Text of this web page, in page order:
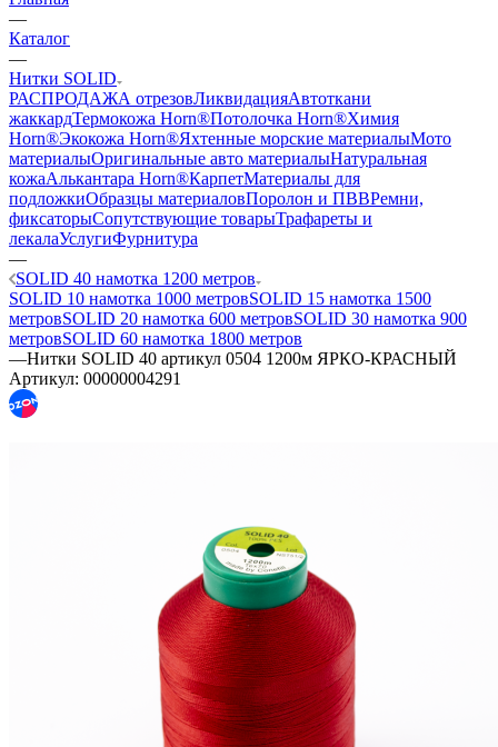
Главная
—
Каталог
—
Нитки SOLID
РАСПРОДАЖА отрезовЛиквидацияАвтоткани
жаккардТермокожа Horn®Потолочка Horn®Химия
Horn®Экокожа Horn®Яхтенные морские материалыМото
материалыОригинальные авто материалыНатуральная
кожаАлькантара Horn®КарпетМатериалы для
подложкиОбразцы материаловПоролон и ПВВРемни,
фиксаторыСопутствующие товарыТрафареты и
лекалаУслугиФурнитура
—
SOLID 40 намотка 1200 метров
SOLID 10 намотка 1000 метровSOLID 15 намотка 1500
метровSOLID 20 намотка 600 метровSOLID 30 намотка 900
метровSOLID 60 намотка 1800 метров
—Нитки SOLID 40 артикул 0504 1200м ЯРКО-КРАСНЫЙ
Артикул: